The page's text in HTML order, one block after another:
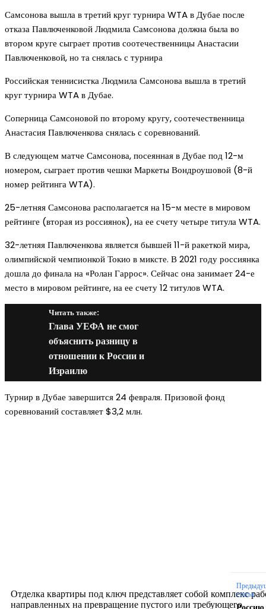
Самсонова вышла в третий круг турнира WTA в Дубае после
отказа Павлюченковой Людмила Самсонова должна была во
втором круге сыграет против соотечественницы Анастасии
Павлюченковой, но та снялась с турнира
Российская теннисистка Людмила Самсонова вышла в третий
круг турнира WTA в Дубае.
Соперница Самсоновой по второму кругу, соотечественница
Анастасия Павлюченкова снялась с соревнований.
В следующем матче Самсонова, посеянная в Дубае под 12-м
номером, сыграет против чешки Маркеты Вондроушовой (8-й
номер рейтинга WTA).
25-летняя Самсонова располагается на 15-м месте в мировом
рейтинге (вторая из россиянок), на ее счету четыре титула WTA.
32-летняя Павлюченкова является бывшей 11-й ракеткой мира,
олимпийской чемпионкой Токио в миксте. В 2021 году россиянка
дошла до финала на «Ролан Гаррос». Сейчас она занимает 24-е
место в мировом рейтинге, на ее счету 12 титулов WTA.
Читать также:
Глава УЕФА не смог
объяснить разницу в
отношении к России и
Израилю
Турнир в Дубае завершится 24 февраля. Призовой фонд
соревнований составляет $3,2 млн.
Отделка квартиры под ключ представляет собой комплекс
направленных на превращение пустого или требующего
статья